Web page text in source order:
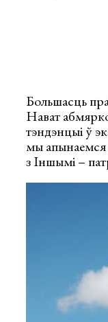
Большасць
Нават
тэндэнцыі ў
мы апынаемся
з Іншымі –